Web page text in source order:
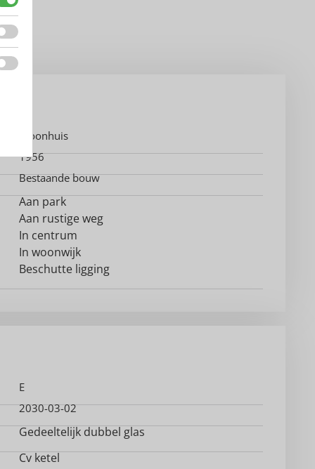
Woonhuis
1956
Bestaande bouw
Aan park
Aan rustige weg
In centrum
In woonwijk
Beschutte ligging
E
2030-03-02
Gedeeltelijk dubbel glas
Cv ketel